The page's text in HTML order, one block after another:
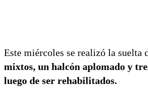
Este miércoles se realizó la suelta
mixtos, un halcón aplomado y
luego de ser rehabilitados.